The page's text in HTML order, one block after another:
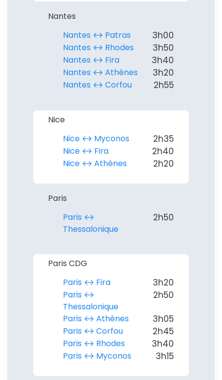
Nantes
Nantes ↔︎ Patras
3h00
Nantes ↔︎ Rhodes 3h50
Nantes ↔︎ Fira 3h40
Nantes ↔︎ Athènes 3h20
Nantes ↔︎ Corfou 2h55
Nice
Nice ↔︎ Myconos
2h35
Nice ↔︎ Fira 2h40
Nice ↔︎ Athènes 2h20
Paris
Paris ↔︎
Thessalonique
2h50
Paris CDG
Paris ↔︎ Fira
3h20
Paris ↔︎
Thessalonique
2h50
Paris ↔︎ Athènes 3h05
Paris ↔︎ Corfou 2h45
Paris ↔︎ Rhodes 3h40
Paris ↔︎ Myconos 3h15